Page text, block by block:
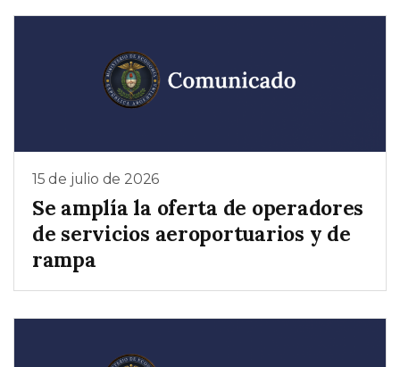
15 de julio de 2026
Se amplía la oferta de operadores
de servicios aeroportuarios y de
rampa